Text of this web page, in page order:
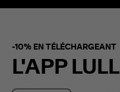
-10% EN TÉLÉCHARGEANT
L'APP LULLI